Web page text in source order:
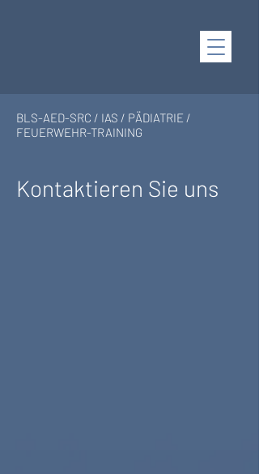
BLS-AED-SRC / IAS / PÄDIATRIE /
FEUERWEHR-TRAINING
Kontaktieren Sie uns